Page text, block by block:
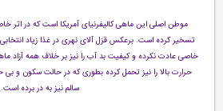
موطن اصلی این ماهی کالیفرنیای آمریکا است که در اثر
تسخیر کرده است. برعکس قزل آلای نهری در غذا زیاد
خاصی عادت نکرده و کیفیت بد آب را نیز بر خلاف همه آزاد
سالم نیز به در برده است.